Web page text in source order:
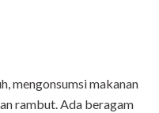
mengonsumsi makanan
rambut. Ada beragam